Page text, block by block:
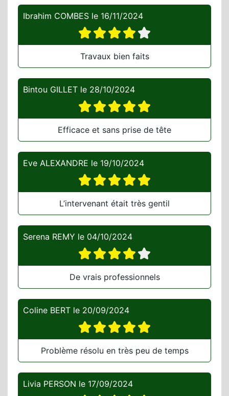
Ibrahim COMBES le 16/11/2024
Travaux bien faits
Bintou GILLET le 28/10/2024
Efficace et sans prise de tête
Eve ALEXANDRE le 19/10/2024
L’intervenant était très gentil
Serena REMY le 04/10/2024
De vrais professionnels
Coline BERT le 20/09/2024
Problème résolu en très peu de temps
Livia PERSON le 17/09/2024